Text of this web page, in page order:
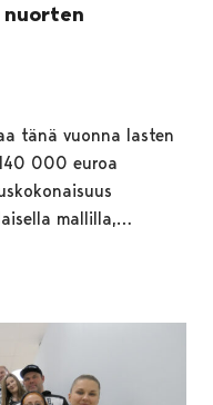
nuorten
tänä vuonna lasten
000 euroa
mallilla,…